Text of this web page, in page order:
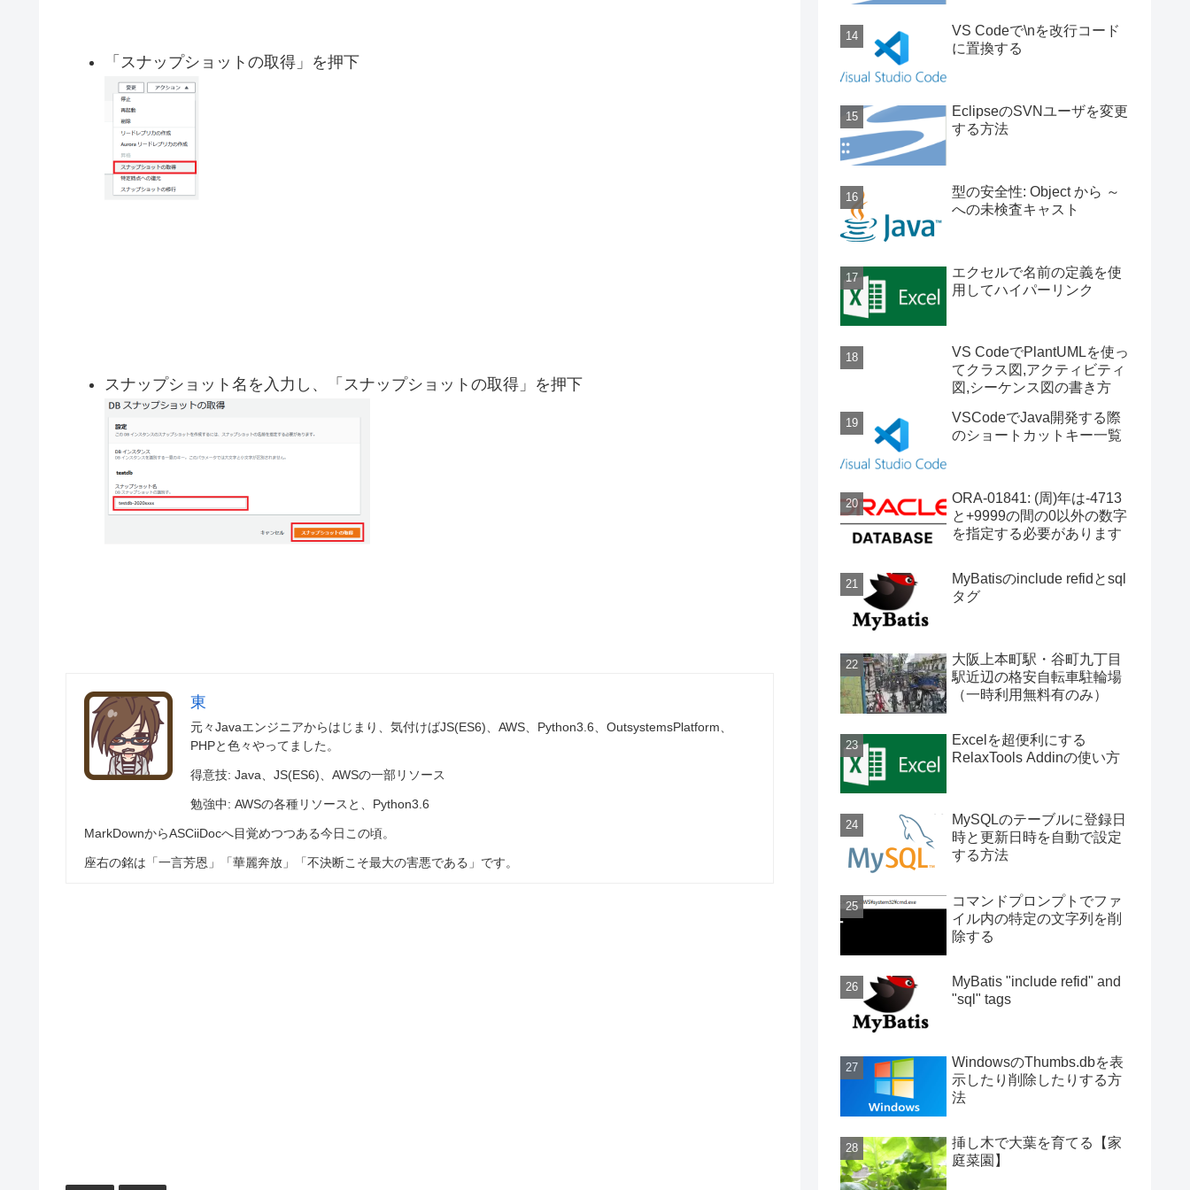
「スナップショットの取得」を押下
スナップショット名を入力し、「スナップショットの取得」を押下
東
元々Javaエンジニアからはじまり、気付けばJS(ES6)、AWS、Python3.6、OutsystemsPlatform、
PHPと色々やってました。
得意技: Java、JS(ES6)、AWSの一部リソース
勉強中: AWSの各種リソースと、Python3.6
MarkDownからASCiiDocへ目覚めつつある今日この頃。
座右の銘は「一言芳恩」「華麗奔放」「不決断こそ最大の害悪である」です。
VS Codeで\nを改行コード
に置換する
EclipseのSVNユーザを変更
する方法
型の安全性: Object から ～
への未検査キャスト
エクセルで名前の定義を使
用してハイパーリンク
VS CodeでPlantUMLを使っ
てクラス図,アクティビティ
図,シーケンス図の書き方
VSCodeでJava開発する際
のショートカットキー一覧
ORA-01841: (周)年は-4713
と+9999の間の0以外の数字
を指定する必要があります
MyBatisのinclude refidとsql
タグ
大阪上本町駅・谷町九丁目
駅近辺の格安自転車駐輪場
（一時利用無料有のみ）
Excelを超便利にする
RelaxTools Addinの使い方
MySQLのテーブルに登録日
時と更新日時を自動で設定
する方法
コマンドプロンプトでファ
イル内の特定の文字列を削
除する
MyBatis "include refid" and
"sql" tags
WindowsのThumbs.dbを表
示したり削除したりする方
法
挿し木で大葉を育てる【家
庭菜園】